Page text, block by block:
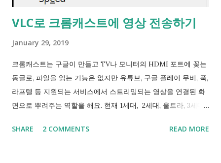
기 마련이죠? 그런데 제가 겪은 문제는 이들 프로그램에서 해당
포트는 점유되지 않은 걸로 나왔고 그래서 sudo nc -l -p 3306
때 재부팅을 시켜보면 점유된게 사라지곤 해서 다행으로 여기고
쓰다 보면 다른데가 점유되어 있더라구요. 흠... 그래서 인터넷에
검색을 해서 Hyper-V의 vEthernet 어댑터도 꺼보고 했지만 오
래 가는 해결 방법은 아니었어요. 그러다가 문득 IntelliJ IDEA에
서 범위단위로 포트를 찾는다는 생각에 검색어를 '포트 점유'에서
VLC로 크롬캐스트에 영상 전송하기
January 29, 2019
크롬캐스트는 구글이 만들고 TV나 모니터의 HDMI 포트에 꽂는
동글로, 파일을 읽는 기능은 없지만 유튜브, 구글 플레이 무비, 푹,
라프텔 등 지원되는 서비스에서 스트리밍되는 영상을 연결된 화
면으로 뿌려주는 역할을 해요. 현재 1세대, 2세대, 울트라, 3세대
Wi-Fi 4 (802.11n)만 지원 - 최대 1080p @ 30fps - VP8,
SHARE 2 COMMENTS READ MORE